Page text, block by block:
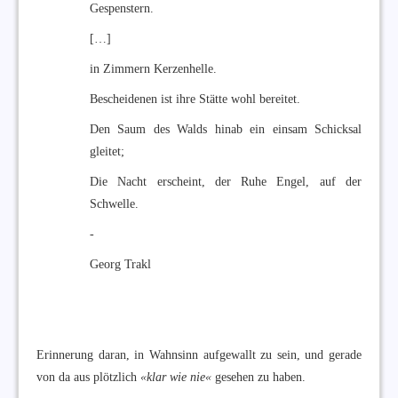
Gespenstern.
[…]
in Zimmern Kerzenhelle.
Bescheidenen ist ihre Stätte wohl bereitet.
Den Saum des Walds hinab ein einsam Schicksal
gleitet;
Die Nacht erscheint, der Ruhe Engel, auf der
Schwelle.
-
Georg Trakl
Erinnerung daran, in Wahnsinn aufgewallt zu sein, und gerade
von da aus plötzlich «klar wie nie« gesehen zu haben.